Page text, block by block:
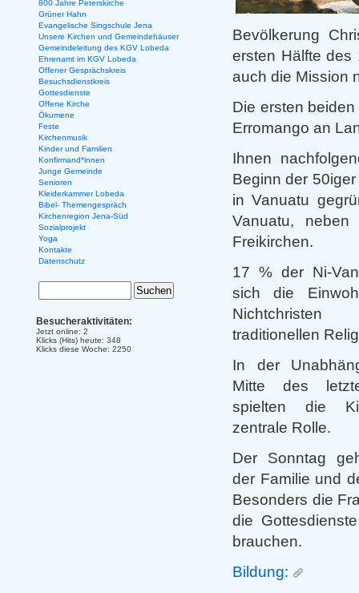
Bevölkerung
ersten Hälfte des
auch die Mission
Die ersten
Erromango an
Ihnen
Beginn der
in Vanuatu
Vanuatu,
Freikirchen.
17 % der Ni-
sich die
traditionellen
In der
Mitte des
spielten die
zentrale Rolle.
Der Sonntag
der Familie und
Besonders die
die
brauchen.
Bildung:
800 Jahre Peterskirche
Grüner Hahn
Evangelische Singschule Jena
Unsere Kirchen und Gemeindehäuser
Gemeindeleitung des KGV Lobeda
Ehrenamt im KGV Lobeda
Offener Gesprächskreis
Besuchsdienstkreis
Gottesdienste
Offene Kirche
Ökumene
Feste
Kirchenmusik
Kinder und Familien
Konfirmand*innen
Junge Gemeinde
Senioren
Kleiderkammer Lobeda
Bibel- Themengespräch
Kirchenregion Jena-Süd
Sozialprojekt
Yoga
Kontakte
Datenschutz
Besucheraktivitäten:
Jetzt online: 2
Klicks (Hits) heute: 348
Klicks diese Woche: 2250